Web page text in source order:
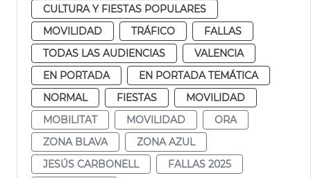
CULTURA Y FIESTAS POPULARES
MOVILIDAD
TRÁFICO
FALLAS
TODAS LAS AUDIENCIAS
VALENCIA
EN PORTADA
EN PORTADA TEMÁTICA
NORMAL
FIESTAS
MOVILIDAD
MOBILITAT
MOVILIDAD
ORA
ZONA BLAVA
ZONA AZUL
JESÚS CARBONELL
FALLAS 2025